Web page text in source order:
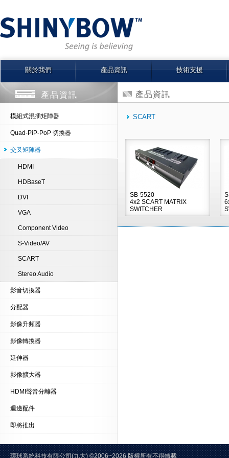
關於我們 產品資訊 技術支援
產品資訊
模組式混插矩陣器
Quad-PiP-PoP 切換器
交叉矩陣器
HDMI
HDBaseT
DVI
VGA
Component Video
S-Video/AV
SCART
Stereo Audio
影音切換器
分配器
影像升頻器
影像轉換器
延伸器
影像擴大器
HDMI聲音分離器
週邊配件
即將推出
產品資訊
SCART
SB-5520
4x2 SCART MATRIX
SWITCHER
環球系統科技有限公司(九大) ©2006~2026 版權所有不得轉載